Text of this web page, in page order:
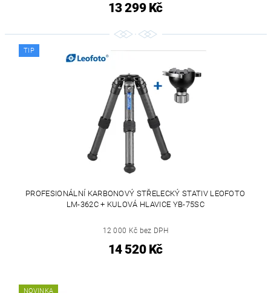
13 299 Kč
TIP
PROFESIONÁLNÍ KARBONOVÝ STŘELECKÝ STATIV LEOFOTO
LM-362C + KULOVÁ HLAVICE YB-75SC
12 000 Kč bez DPH
14 520 Kč
NOVINKA